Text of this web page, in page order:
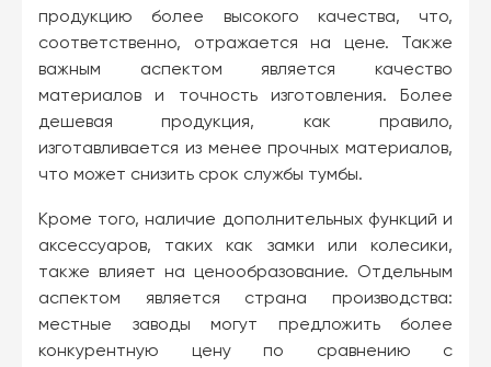
продукцию более высокого качества, что,
соответственно, отражается на цене. Также
важным аспектом является качество
материалов и точность изготовления. Более
дешевая продукция, как правило,
изготавливается из менее прочных материалов,
что может снизить срок службы тумбы.
Кроме того, наличие дополнительных функций и
аксессуаров, таких как замки или колесики,
также влияет на ценообразование. Отдельным
аспектом является страна производства:
местные заводы могут предложить более
конкурентную цену по сравнению с